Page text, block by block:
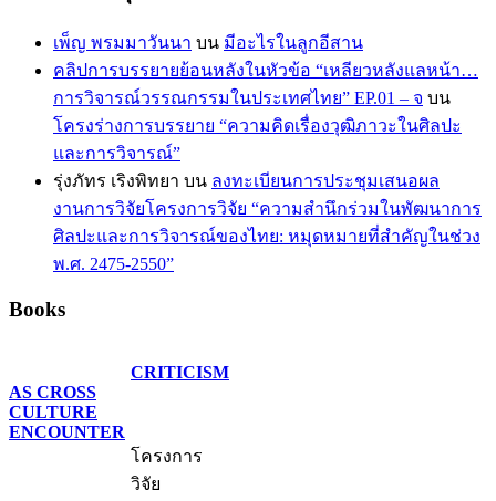
เพ็ญ พรมมาวันนา บน มีอะไรในลูกอีสาน
คลิปการบรรยายย้อนหลังในหัวข้อ “เหลียวหลังแลหน้า…
การวิจารณ์วรรณกรรมในประเทศไทย” EP.01 – จ บน
โครงร่างการบรรยาย “ความคิดเรื่องวุฒิภาวะในศิลปะ
และการวิจารณ์”
รุ่งภัทร เริงพิทยา บน ลงทะเบียนการประชุมเสนอผล
งานการวิจัยโครงการวิจัย “ความสำนึกร่วมในพัฒนาการ
ศิลปะและการวิจารณ์ของไทย: หมุดหมายที่สำคัญในช่วง
พ.ศ. 2475-2550”
Books
CRITICISM
AS CROSS
CULTURE
ENCOUNTER
โครงการ
วิจัย